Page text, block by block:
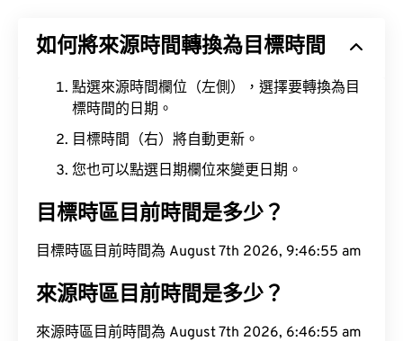
如何將來源時間轉換為目標時間
點選來源時間欄位（左側），選擇要轉換為目
標時間的日期。
目標時間（右）將自動更新。
您也可以點選日期欄位來變更日期。
目標時區目前時間是多少？
目標時區目前時間為 August 7th 2026, 9:46:56 am
來源時區目前時間是多少？
來源時區目前時間為 August 7th 2026, 6:46:56 am